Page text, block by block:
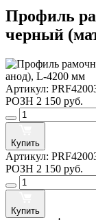
Профиль
черный
Артикул:
РОЗН 2 150 руб.
Купить
Артикул:
РОЗН 2 150 руб.
Купить